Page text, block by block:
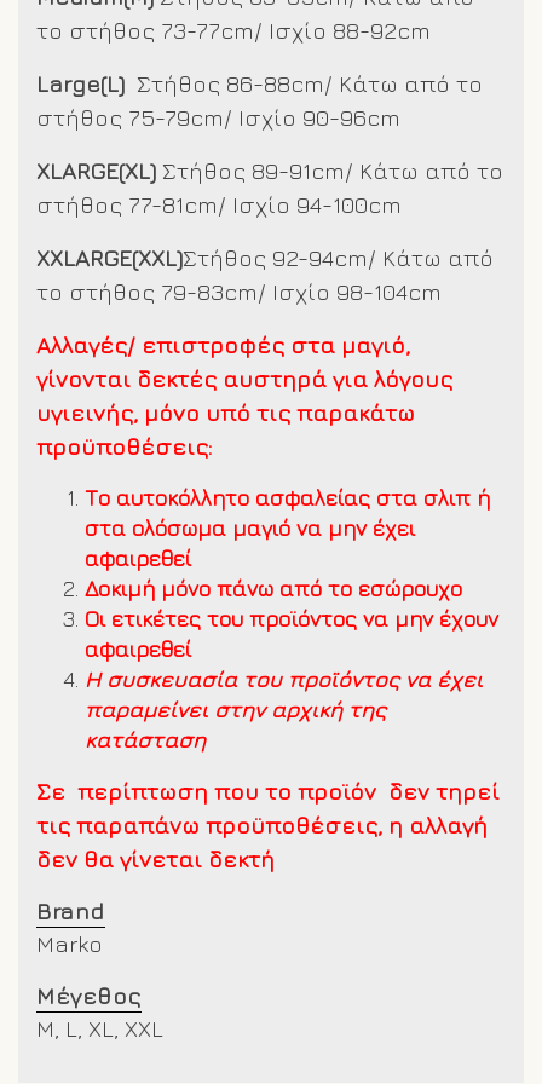
το στήθος 73-77cm/ Ισχίο 88-92cm
Large(L) Στήθος 86-88cm/ Κάτω από το
στήθος 75-79cm/ Ισχίο 90-96cm
XLARGE(XL) Στήθος 89-91cm/ Κάτω από το
στήθος 77-81cm/ Ισχίο 94-100cm
XXLARGE(XXL)Στήθος 92-94cm/ Κάτω από
το στήθος 79-83cm/ Ισχίο 98-104cm
Αλλαγές/ επιστροφές στα μαγιό,
γίνονται δεκτές αυστηρά για λόγους
υγιεινής, μόνο υπό τις παρακάτω
προϋποθέσεις:
Το αυτοκόλλητο ασφαλείας στα σλιπ ή
στα ολόσωμα μαγιό να μην έχει
αφαιρεθεί
Δοκιμή μόνο πάνω από το εσώρουχο
Οι ετικέτες του προϊόντος να μην έχουν
αφαιρεθεί
Η συσκευασία του προϊόντος να έχει
παραμείνει στην αρχική της
κατάσταση
Σε περίπτωση που το προϊόν δεν τηρεί
τις παραπάνω προϋποθέσεις, η αλλαγή
δεν θα γίνεται δεκτή
Brand
Marko
Μέγεθος
M, L, XL, XXL